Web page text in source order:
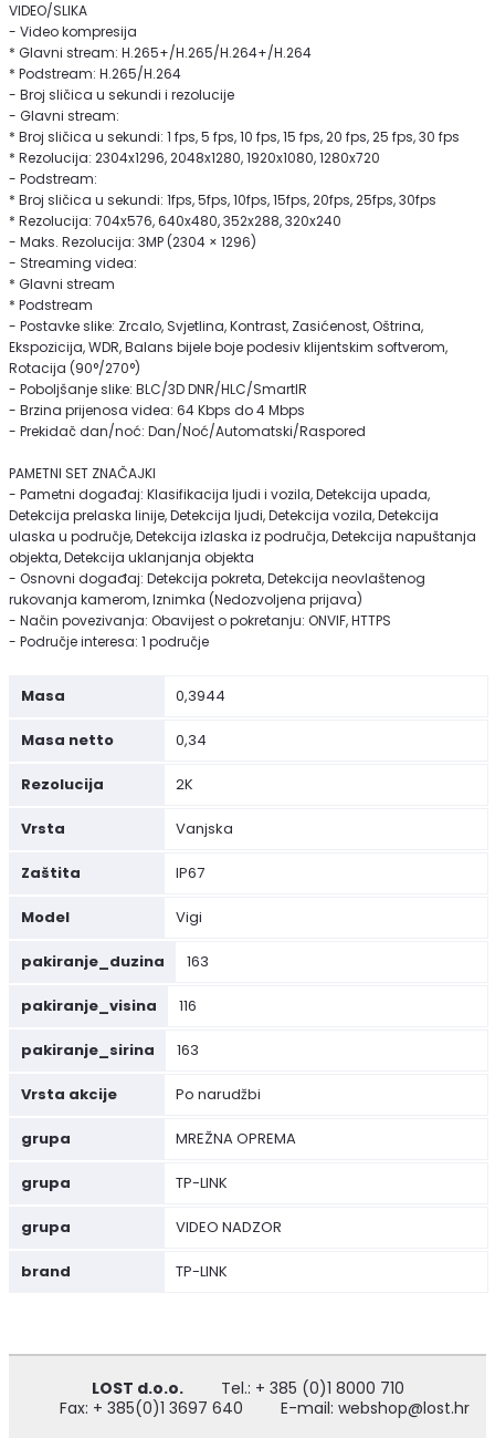
VIDEO/SLIKA
- Video kompresija
* Glavni stream: H.265+/H.265/H.264+/H.264
* Podstream: H.265/H.264
- Broj sličica u sekundi i rezolucije
- Glavni stream:
* Broj sličica u sekundi: 1 fps, 5 fps, 10 fps, 15 fps, 20 fps, 25 fps, 30 fps
* Rezolucija: 2304x1296, 2048x1280, 1920x1080, 1280x720
- Podstream:
* Broj sličica u sekundi: 1fps, 5fps, 10fps, 15fps, 20fps, 25fps, 30fps
* Rezolucija: 704x576, 640x480, 352x288, 320x240
- Maks. Rezolucija: 3MP (2304 × 1296)
- Streaming videa:
* Glavni stream
* Podstream
- Postavke slike: Zrcalo, Svjetlina, Kontrast, Zasićenost, Oštrina,
Ekspozicija, WDR, Balans bijele boje podesiv klijentskim softverom,
Rotacija (90°/270°)
- Poboljšanje slike: BLC/3D DNR/HLC/SmartIR
- Brzina prijenosa videa: 64 Kbps do 4 Mbps
- Prekidač dan/noć: Dan/Noć/Automatski/Raspored
PAMETNI SET ZNAČAJKI
- Pametni događaj: Klasifikacija ljudi i vozila, Detekcija upada,
Detekcija prelaska linije, Detekcija ljudi, Detekcija vozila, Detekcija
ulaska u područje, Detekcija izlaska iz područja, Detekcija napuštanja
objekta, Detekcija uklanjanja objekta
- Osnovni događaj: Detekcija pokreta, Detekcija neovlaštenog
rukovanja kamerom, Iznimka (Nedozvoljena prijava)
- Način povezivanja: Obavijest o pokretanju: ONVIF, HTTPS
- Područje interesa: 1 područje
Masa 0,3944
Masa netto 0,34
Rezolucija 2K
Vrsta Vanjska
Zaštita IP67
Model Vigi
pakiranje_duzina 163
pakiranje_visina 116
pakiranje_sirina 163
Vrsta akcije Po narudžbi
grupa MREŽNA OPREMA
grupa TP-LINK
grupa VIDEO NADZOR
brand TP-LINK
LOST d.o.o.
Tel.: + 385 (0)1 8000 710
Fax: + 385(0)1 3697 640
E-mail: webshop@lost.hr